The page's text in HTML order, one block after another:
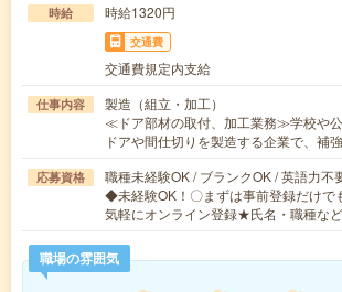
時給 時給1320円
交通費
交通費規定内支給
仕事内容
製造（組立・加工）
≪ドア部材の取付、加工業務≫学校や
ドアや間仕切りを製造する企業で、補
応募資格
職種未経験OK / ブランクOK / 英語力不
◆未経験OK！〇まずは事前登録だけで
気軽にオンライン登録★氏名・職種な
職場の雰囲気